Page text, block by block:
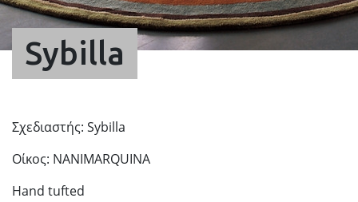
Sybilla
Σχεδιαστής: Sybilla
Οίκος: NANIMARQUINA
Hand tufted